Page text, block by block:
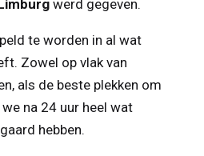
werd gegeven.
te worden in al wat
Zowel op vlak van
als de beste plekken om
na 24 uur heel wat
hebben.